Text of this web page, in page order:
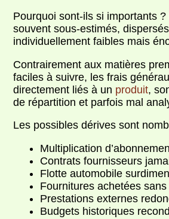
Pourquoi sont-ils si importants ?
souvent sous-estimés,
individuellement faibles mais
Contrairement aux matières
faciles à suivre, les frais
directement liés à un produit,
de répartition et parfois mal
Les possibles dérives sont
Multiplication
Contrats fournisseurs
Flotte automobile
Fournitures achetées
Prestations externes
Budgets historiques